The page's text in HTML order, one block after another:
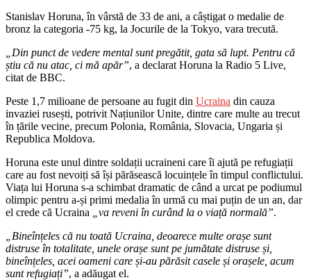
Stanislav Horuna, în vârstă de 33 de ani, a câștigat o medalie de
bronz la categoria -75 kg, la Jocurile de la Tokyo, vara trecută.
„Din punct de vedere mental sunt pregătit, gata să lupt. Pentru că
știu că nu atac, ci mă apăr”, a declarat Horuna la Radio 5 Live,
citat de BBC.
Peste 1,7 milioane de persoane au fugit din Ucraina din cauza
invaziei rusești, potrivit Națiunilor Unite, dintre care multe au trecut
în țările vecine, precum Polonia, România, Slovacia, Ungaria și
Republica Moldova.
Horuna este unul dintre soldații ucraineni care îi ajută pe refugiații
care au fost nevoiți să își părăsească locuințele în timpul conflictului.
Viața lui Horuna s-a schimbat dramatic de când a urcat pe podiumul
olimpic pentru a-și primi medalia în urmă cu mai puțin de un an, dar
el crede că Ucraina
„va reveni în curând la o viață normală”.
„Bineînțeles că nu toată Ucraina, deoarece multe orașe sunt
distruse în totalitate, unele orașe sunt pe jumătate distruse și,
bineînțeles, acei oameni care și-au părăsit casele și orașele, acum
sunt refugiați”, a adăugat el.